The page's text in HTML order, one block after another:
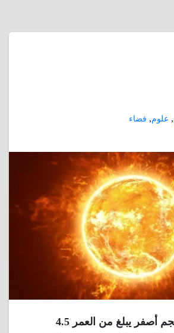
, علوم, فضاء
الشمس هى نجم أصفر يبلغ من العمر 4.5